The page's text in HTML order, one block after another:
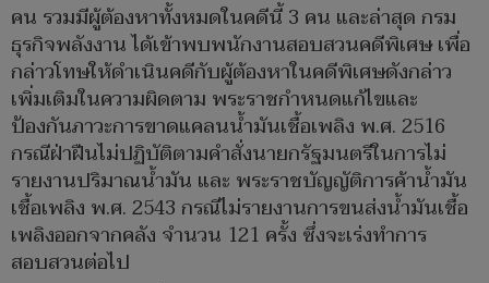
คน รวมมีผู้ต้องหาทั้งหมดในคดีนี้ 3 คน และล่าสุด กรม
ธุรกิจพลังงาน ได้เข้าพบพนักงานสอบสวนคดีพิเศษ เพื่อ
กล่าวโทษให้ดำเนินคดีกับผู้ต้องหาในคดีพิเศษดังกล่าว
เพิ่มเติมในความผิดตาม พระราชกำหนดแก้ไขและ
ป้องกันภาวะการขาดแคลนน้ำมันเชื้อเพลิง พ.ศ. 2516
กรณีฝ่าฝืนไม่ปฏิบัติตามคำสั่งนายกรัฐมนตรีในการไม่
รายงานปริมาณน้ำมัน และ พระราชบัญญัติการค้าน้ำมัน
เชื้อเพลิง พ.ศ. 2543 กรณีไม่รายงานการขนส่งน้ำมันเชื้อ
เพลิงออกจากคลัง จำนวน 121 ครั้ง ซึ่งจะเร่งทำการ
สอบสวนต่อไป